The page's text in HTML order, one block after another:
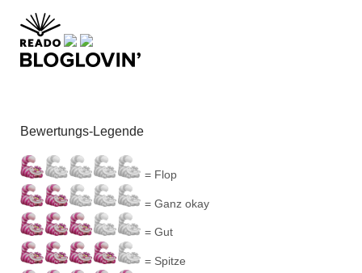
Bewertungs-Legende
= Flop
= Ganz okay
= Gut
= Spitze